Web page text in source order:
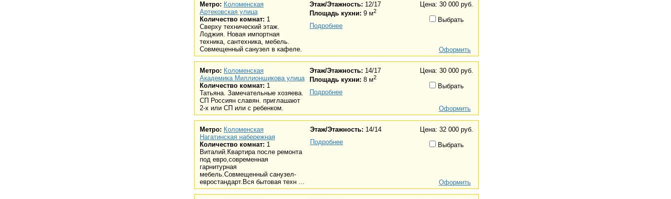
Метро: Коломенская
Артековская улица
Количество комнат: 1
Сверху технический этаж.
Лоджия. Новая импортная
техника, сантехника, мебель.
Совмещенный санузел в кафеле.
Этаж/Этажность: 12/17
Площадь кухни: 9 м2
Подробнее
Цена: 30 000 руб.
Выбрать
Оформить
Метро: Коломенская
Академика Миллионщикова улица
Количество комнат: 1
Татьяна. Замечательные хозяева.
СП Россиян славян. приглашают
2-х или СП или с ребенком.
Этаж/Этажность: 14/17
Площадь кухни: 8 м2
Подробнее
Цена: 30 000 руб.
Выбрать
Оформить
Метро: Коломенская
Нагатинская набережная
Количество комнат: 1
Виталий.Квартира после ремонта
под евро,современная
гарнитурная
мебель.Совмещенный санузел-
евростандарт.Вся бытовая техн ...
Этаж/Этажность: 14/14
Подробнее
Цена: 32 000 руб.
Выбрать
Оформить